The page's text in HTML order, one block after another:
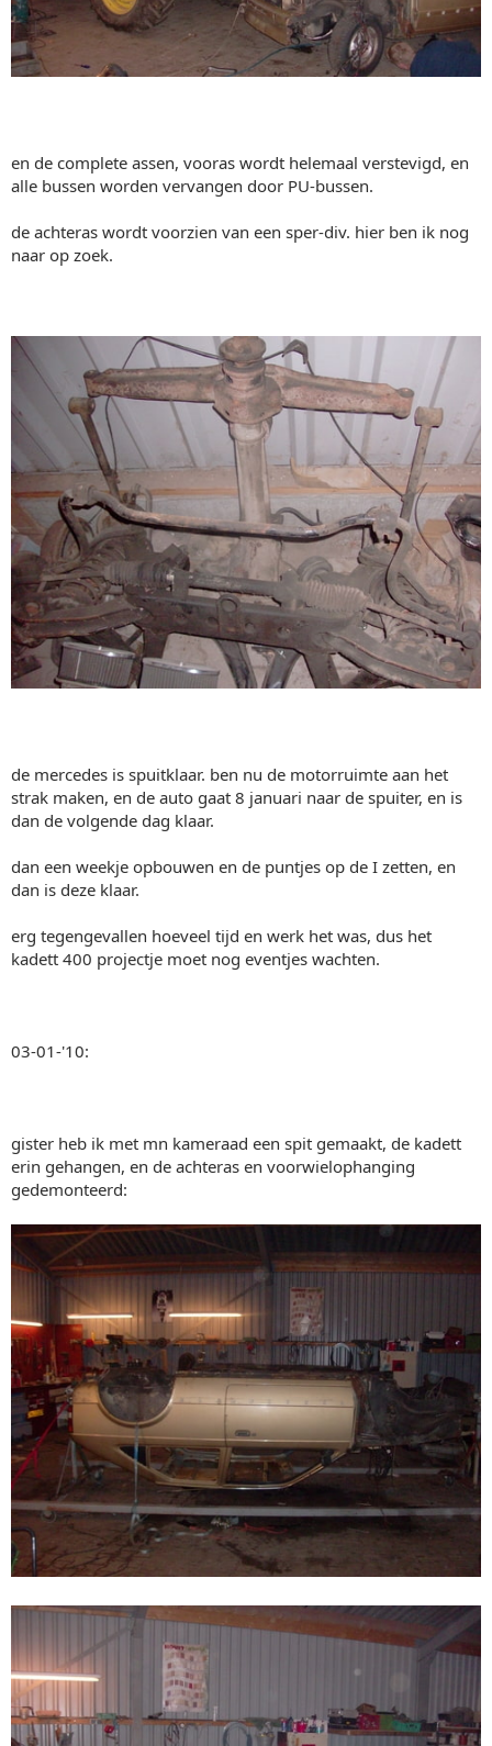
en de complete assen, vooras wordt helemaal verstevigd, en
alle bussen worden vervangen door PU-bussen.
de achteras wordt voorzien van een sper-div. hier ben ik nog
naar op zoek.
de mercedes is spuitklaar. ben nu de motorruimte aan het
strak maken, en de auto gaat 8 januari naar de spuiter, en is
dan de volgende dag klaar.
dan een weekje opbouwen en de puntjes op de I zetten, en
dan is deze klaar.
erg tegengevallen hoeveel tijd en werk het was, dus het
kadett 400 projectje moet nog eventjes wachten.
03-01-'10:
gister heb ik met mn kameraad een spit gemaakt, de kadett
erin gehangen, en de achteras en voorwielophanging
gedemonteerd: